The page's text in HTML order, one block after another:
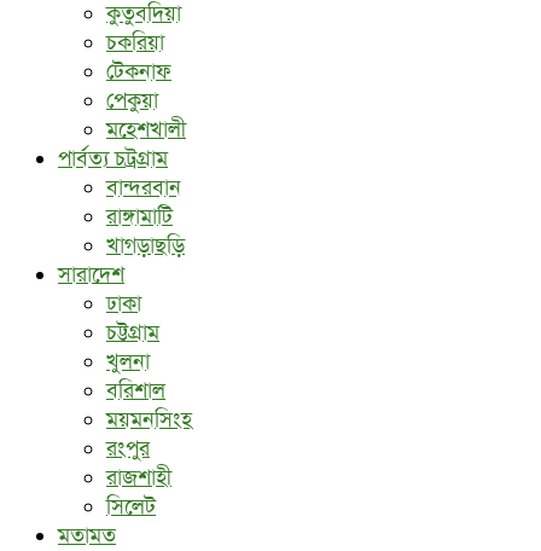
কুতুবদিয়া
চকরিয়া
টেকনাফ
পেকুয়া
মহেশখালী
পার্বত্য চট্রগ্রাম
বান্দরবান
রাঙ্গামাটি
খাগড়াছড়ি
সারাদেশ
ঢাকা
চট্টগ্রাম
খুলনা
বরিশাল
ময়মনসিংহ
রংপুর
রাজশাহী
সিলেট
মতামত